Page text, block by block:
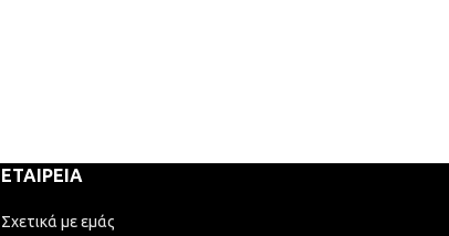
ΕΤΑΙΡΕΊΑ
Σχετικά με εμάς